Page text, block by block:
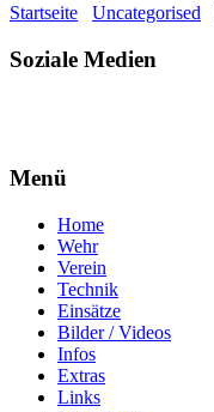
Startseite
Uncategorised
Soziale Medien
Menü
Home
Wehr
Verein
Technik
Einsätze
Bilder / Videos
Infos
Extras
Links